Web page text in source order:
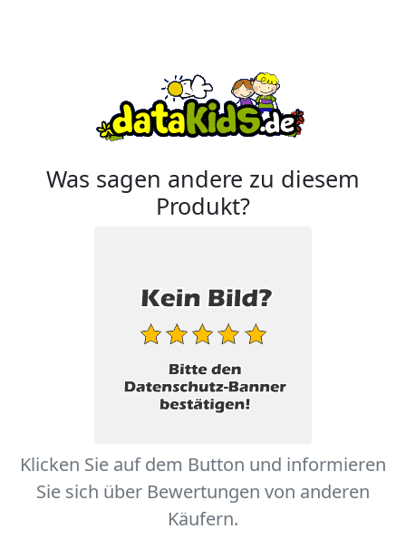
Was sagen andere zu diesem
Produkt?
Klicken Sie auf dem Button und informieren
Sie sich über Bewertungen von anderen
Käufern.